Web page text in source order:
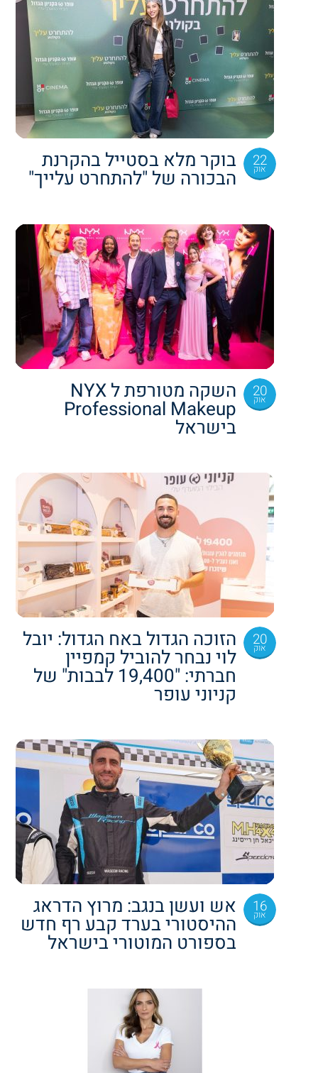
22
אוק בוקר מלא בסטייל בהקרנת
הבכורה של "להתחרט עלייך"
20
אוק השקה מטורפת ל NYX
Professional Makeup
בישראל
20
אוק הזוכה הגדול באח הגדול: יובל
לוי נבחר להוביל קמפיין
חברתי: "19,400 לבבות" של
קניוני עופר
16
אוק אש ועשן בנגב: מרוץ הדראג
ההיסטורי בערד קבע רף חדש
בספורט המוטורי בישראל